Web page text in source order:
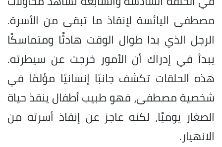
مصطفى اليائسة لإنقاذ ما تبقى من الأسرة.
الرجل الذي بدا طوال الوقت هادئًا ومتماسكًا
يبدأ في إدراك أن الأمور خرجت عن سيطرته.
هذه الحلقات تكشف جانبًا إنسانيًا مؤلمًا في
شخصية مصطفى، فهو طبيب أطفال ينقذ حياة
الصغار يوميًا، لكنه عاجز عن إنقاذ أسرته من
الانهيار.